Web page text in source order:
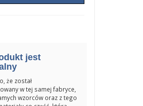
jest
że został
w tej samej fabryce,
wzorców oraz z tego